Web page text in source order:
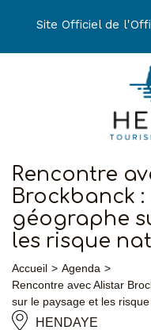
Site Officiel de
Rencontre
Brockbanck
géographe
les risque
Accueil
Agenda
Rencontre avec Alistar
sur le paysage et les risque
HENDAYE